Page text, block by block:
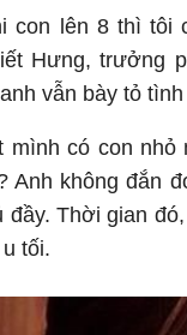
con lên 8 thì tôi
Hưng, trưởng
vẫn bày tỏ
mình có con nhỏ
Anh không đắn
đầy. Thời gian
tối.